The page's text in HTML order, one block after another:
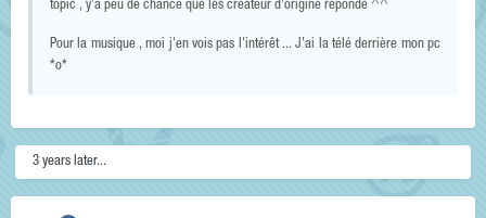
topic , y'a peu de chance que les créateur d'origine réponde ^^
Pour la musique , moi j'en vois pas l'intérêt ... J'ai la télé derrière mon pc
*o*
3 years later...